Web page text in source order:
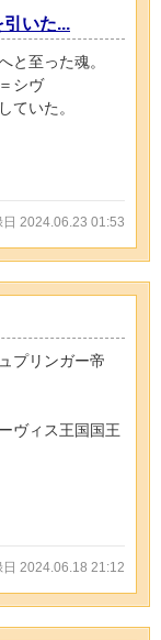
いた...
と至った魂。
シヴ
ていた。
日 2024.06.23 01:53
プリンガー帝
ヴィス王国国王
日 2024.06.18 21:12